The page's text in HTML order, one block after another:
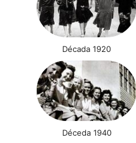
Década 1920
Déceda 1940